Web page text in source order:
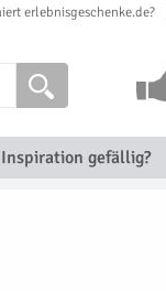
erlebnisgeschenke.de?
Inspiration gefällig?